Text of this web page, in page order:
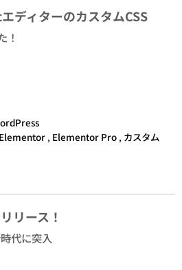
ディターのカスタムCSS
！
Elementor , Elementor Pro , カスタム
リース！
代に突入